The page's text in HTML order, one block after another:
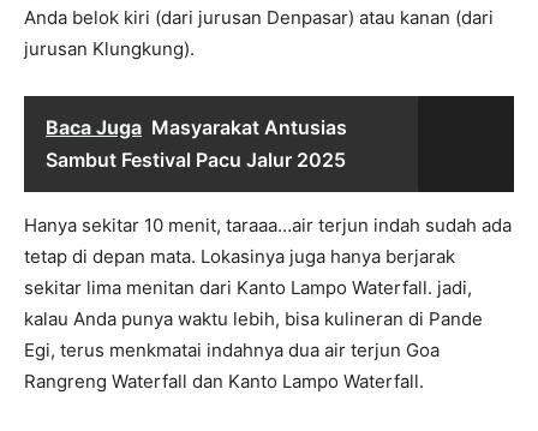
Anda belok kiri (dari jurusan Denpasar) atau kanan (dari
jurusan Klungkung).
Baca Juga Masyarakat Antusias
Sambut Festival Pacu Jalur 2025
Hanya sekitar 10 menit, taraaa…air terjun indah sudah ada
tetap di depan mata. Lokasinya juga hanya berjarak
sekitar lima menitan dari Kanto Lampo Waterfall. jadi,
kalau Anda punya waktu lebih, bisa kulineran di Pande
Egi, terus menkmatai indahnya dua air terjun Goa
Rangreng Waterfall dan Kanto Lampo Waterfall.